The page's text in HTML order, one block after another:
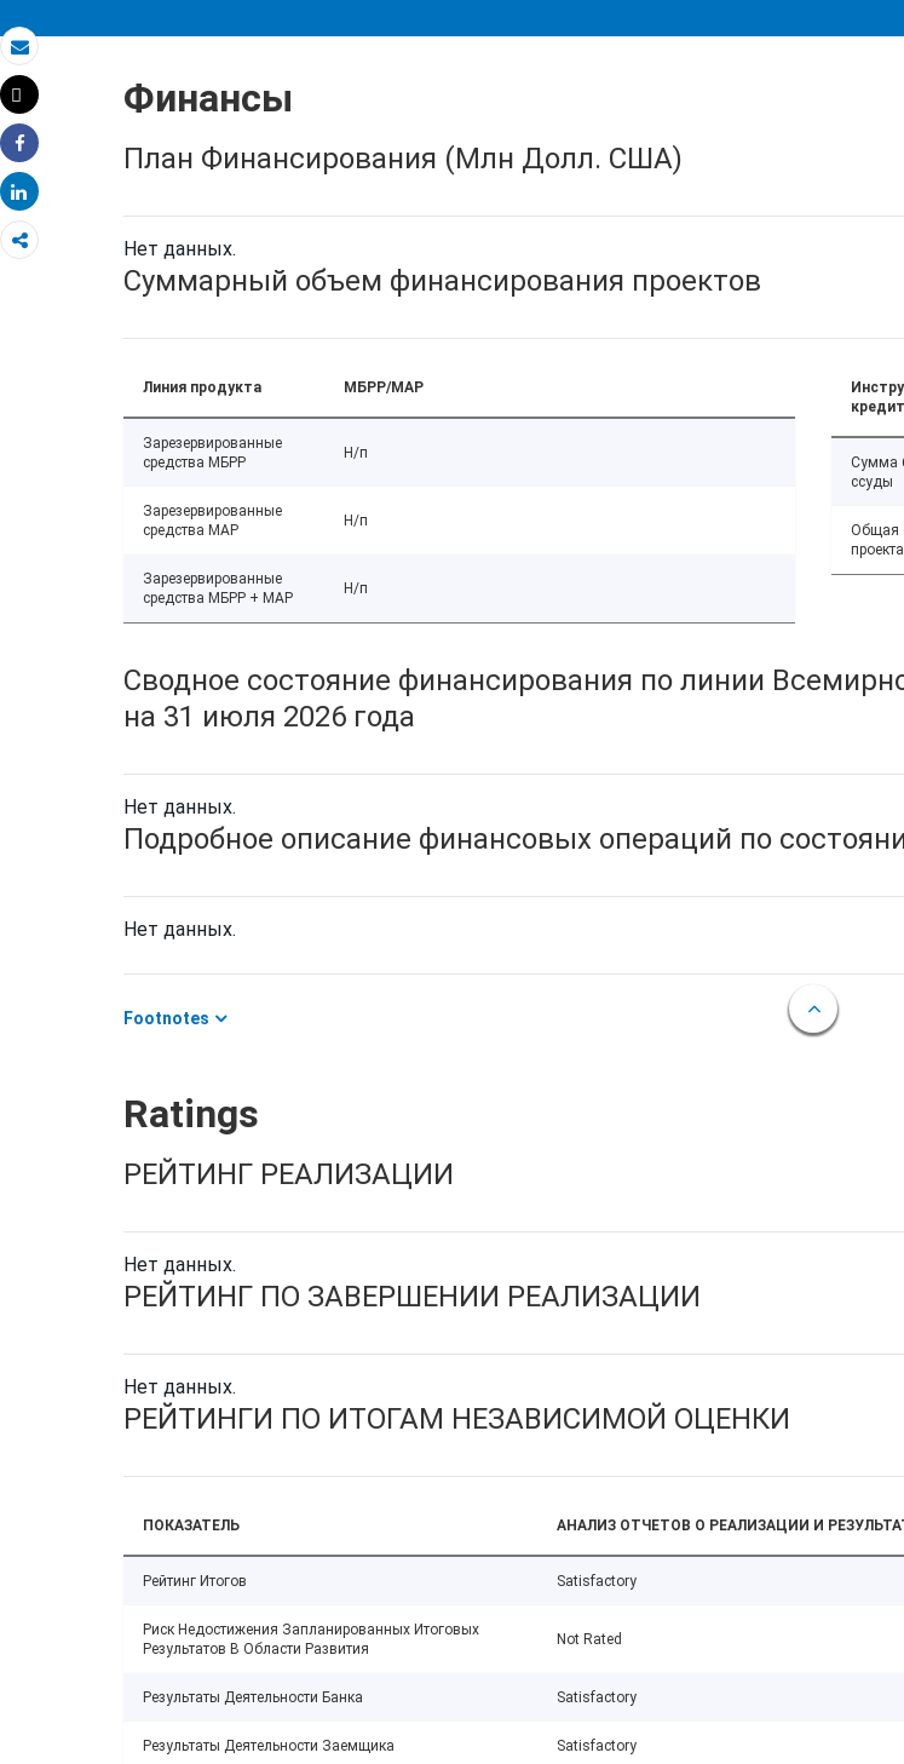
Электронная почта
Распечатать
Tweet
Share
Share
Финансы
План Финансирования (Млн Долл. США)
Нет данных.
Суммарный объем финансирования проектов
Линия продукта МБРР/МАР
Зарезервированные
средства МБРР
Н/п
Зарезервированные
средства МАР
Н/п
Зарезервированные
средства МБРР + МАР
Н/п
Сумма
ссуды
Общая
Сводное состояние финансирования по линии
на 31 июля 2026 года
Нет данных.
Подробное описание финансовых операций по
Нет данных.
Footnotes
Ratings
РЕЙТИНГ РЕАЛИЗАЦИИ
Нет данных.
РЕЙТИНГ ПО ЗАВЕРШЕНИИ РЕАЛИЗАЦИИ
Нет данных.
РЕЙТИНГИ ПО ИТОГАМ НЕЗАВИСИМОЙ ОЦЕНКИ
ПОКАЗАТЕЛЬ АНАЛИЗ ОТЧЕТОВ О РЕАЛИЗАЦИИ И
Рейтинг Итогов Satisfactory
Риск Недостижения Запланированных Итоговых
Результатов В Области Развития
Not Rated
Результаты Деятельности Банка Satisfactory
Результаты Деятельности Заемщика Satisfactory